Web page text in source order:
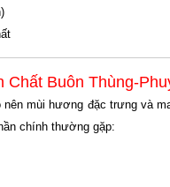
Chất Buôn Thùng-
mùi hương đặc trưng và
chính thường gặp: